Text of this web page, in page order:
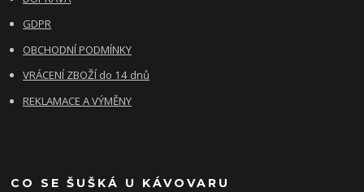
GDPR
OBCHODNÍ PODMÍNKY
VRÁCENÍ ZBOŽÍ do 14 dnů
REKLAMACE A VÝMĚNY
CO SE ŠUŠKÁ U KÁVOVARU